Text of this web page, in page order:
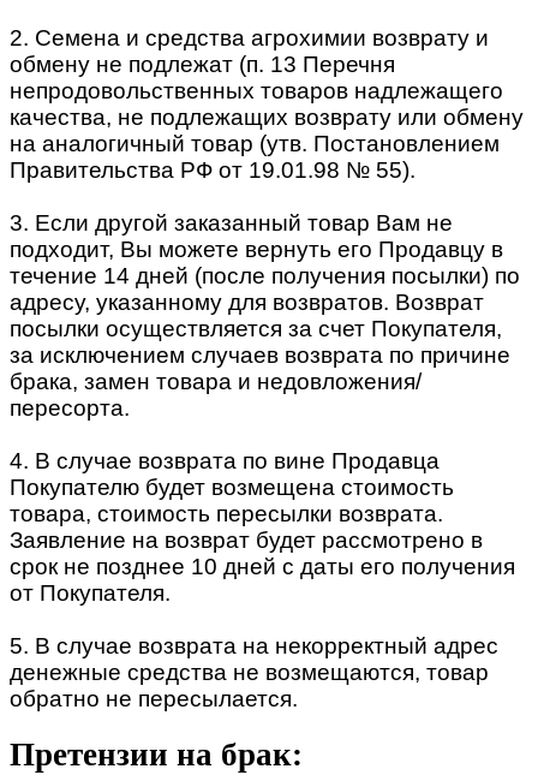
2. Семена и средства агрохимии возврату и
обмену не подлежат (п. 13 Перечня
непродовольственных товаров надлежащего
качества, не подлежащих возврату или обмену
на аналогичный товар (утв. Постановлением
Правительства РФ от 19.01.98 № 55).
3. Если другой заказанный товар Вам не
подходит, Вы можете вернуть его Продавцу в
течение 14 дней (после получения посылки) по
адресу, указанному для возвратов. Возврат
посылки осуществляется за счет Покупателя,
за исключением случаев возврата по причине
брака, замен товара и недовложения/
пересорта.
4. В случае возврата по вине Продавца
Покупателю будет возмещена стоимость
товара, стоимость пересылки возврата.
Заявление на возврат будет рассмотрено в
срок не позднее 10 дней с даты его получения
от Покупателя.
5. В случае возврата на некорректный адрес
денежные средства не возмещаются, товар
обратно не пересылается.
Претензии на брак: